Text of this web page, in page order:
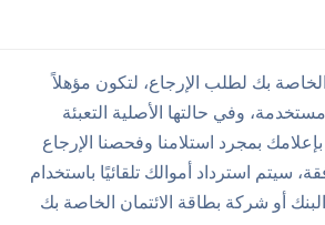
۲۱ يومًا بعد استلام السلعة الخاصة بك لطلب الإرجاع، لتكون مؤهلاً
وفي حالتها الأصلية التعبئة
بمجرد استلامنا وفحصنا الإرجاع
سيتم استرداد أموالك تلقائيًا باستخدام
أو شركة بطاقة الائتمان الخاصة بك